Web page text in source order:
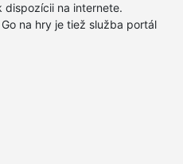
dispozícii na internete.
na hry je tiež služba portál